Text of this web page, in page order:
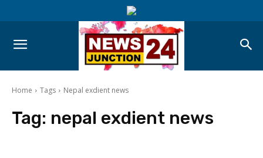
Home Tags Nepal exdient news
Tag: nepal exdient news